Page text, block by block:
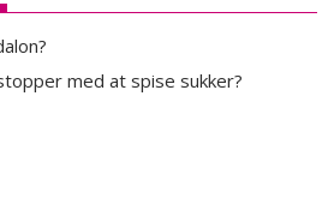
med at spise sukker?